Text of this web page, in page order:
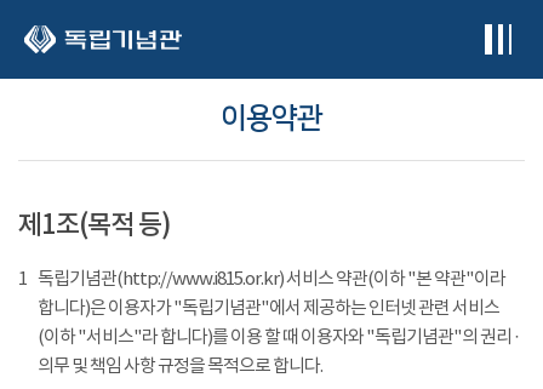
이용약관
제1조(목적 등)
1 독립기념관(http://www.i815.or.kr) 서비스 약관(이하 "본 약관"이라
합니다)은 이용자가 "독립기념관"에서 제공하는 인터넷 관련 서비스
(이하 "서비스"라 합니다)를 이용 할 때 이용자와 "독립기념관"의 권리 ·
의무 및 책임 사항 규정을 목적으로 합니다.